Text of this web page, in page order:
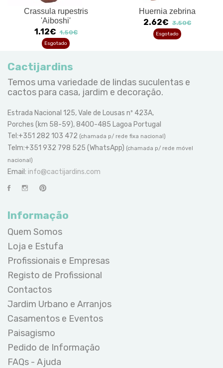
Crassula rupestris
'Aiboshi'
1.12€ 1.50€
Esgotado
Huernia zebrina
2.62€ 3.50€
Esgotado
Cactijardins
Temos uma variedade de lindas suculentas e
cactos para casa, jardim e decoração.
Estrada Nacional 125, Vale de Lousas nº 423A,
Porches (km 58-59), 8400-485 Lagoa Portugal
Tel:+351 282 103 472 (chamada p/ rede fixa nacional)
Telm:+351 932 798 525 (WhatsApp) (chamada p/ rede móvel
nacional)
Email: info@cactijardins.com
Informação
Quem Somos
Loja e Estufa
Profissionais e Empresas
Registo de Profissional
Contactos
Jardim Urbano e Arranjos
Casamentos e Eventos
Paisagismo
Pedido de Informação
FAQs - Ajuda